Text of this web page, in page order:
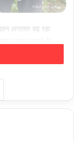
लगातार बढ़ रहा
फसलों को भी
विभाग द्वारा
जा रहा है।
प्रेरणा बन
राकेश एक एकड़